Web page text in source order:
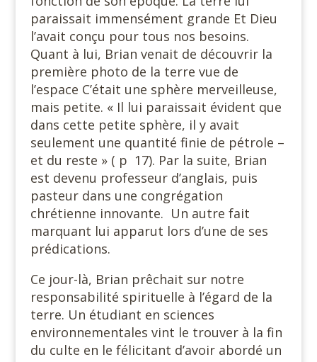
paraissait immensément grande Et Dieu
l’avait conçu pour tous nos besoins.
Quant à lui, Brian venait de découvrir la
première photo de la terre vue de
l’espace C’était une sphère merveilleuse,
mais petite. « Il lui paraissait évident que
dans cette petite sphère, il y avait
seulement une quantité finie de pétrole –
et du reste » ( p 17). Par la suite, Brian
est devenu professeur d’anglais, puis
pasteur dans une congrégation
chrétienne innovante. Un autre fait
marquant lui apparut lors d’une de ses
prédications.
Ce jour-là, Brian prêchait sur notre
responsabilité spirituelle à l’égard de la
terre. Un étudiant en sciences
environnementales vint le trouver à la fin
du culte en le félicitant d’avoir abordé un